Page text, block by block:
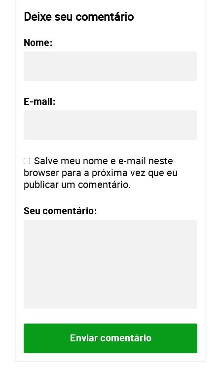
Deixe seu comentário
Nome:
E-mail:
Salve meu nome e e-mail neste
browser para a próxima vez que eu
publicar um comentário.
Seu comentário: